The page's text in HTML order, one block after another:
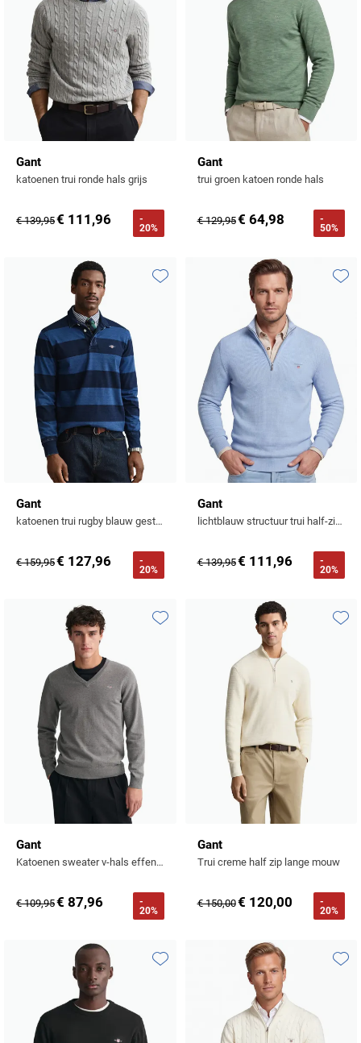
Gant
katoenen trui ronde hals grijs
€ 139,95€ 111,96
-
20%
Gant
trui groen katoen ronde hals
€ 129,95€ 64,98
-
50%
Gant
katoenen trui rugby blauw gestreept 3-knoops
€ 159,95€ 127,96
-
20%
Toevoegen aan favorieten
Gant
lichtblauw structuur trui half-zip effen
€ 139,95€ 111,96
-
20%
Gant
Katoenen sweater v-hals effen grijs
€ 109,95€ 87,96
-
20%
Toevoegen aan favorieten
Gant
Trui creme half zip lange mouw
€ 150,00€ 120,00
-
20%
Toevoegen aan favorieten